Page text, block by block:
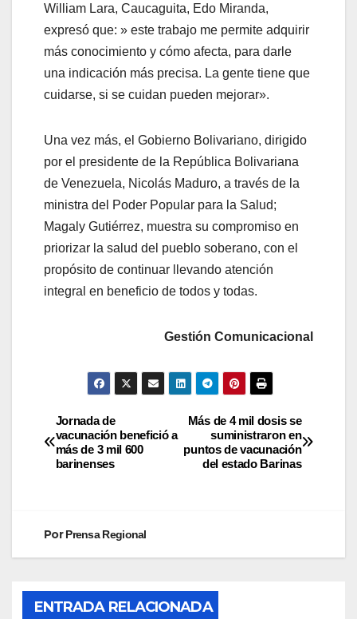
William Lara, Caucaguita, Edo Miranda,
expresó que: » este trabajo me permite adquirir
más conocimiento y cómo afecta, para darle
una indicación más precisa. La gente tiene que
cuidarse, si se cuidan pueden mejorar».
Una vez más, el Gobierno Bolivariano, dirigido
por el presidente de la República Bolivariana
de Venezuela, Nicolás Maduro, a través de la
ministra del Poder Popular para la Salud;
Magaly Gutiérrez, muestra su compromiso en
priorizar la salud del pueblo soberano, con el
propósito de continuar llevando atención
integral en beneficio de todos y todas.
Gestión Comunicacional
Más de 4 mil dosis se
suministraron en
puntos de vacunación
del estado Barinas
Jornada de
vacunación benefició a
más de 3 mil 600
barinenses
PorPrensa Regional
ENTRADA RELACIONADA